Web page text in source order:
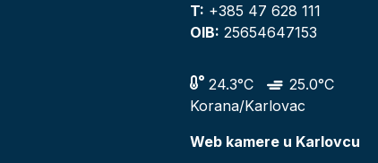
T: +385 47 628 111
OIB: 25654647153
24.3°C
25.0°C
Korana/Karlovac
Web kamere u Karlovcu